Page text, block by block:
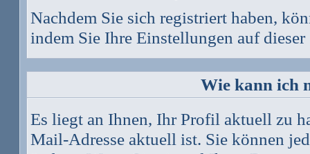
Nachdem Sie sich registriert haben,
indem Sie Ihre Einstellungen auf dieser
Wie kann ich
Es liegt an Ihnen, Ihr Profil aktuell zu
Mail-Adresse aktuell ist. Sie können